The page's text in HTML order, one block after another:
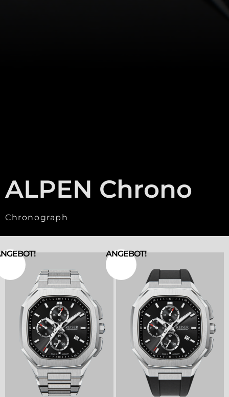
ALPEN Chrono
Chronograph
ANGEBOT!